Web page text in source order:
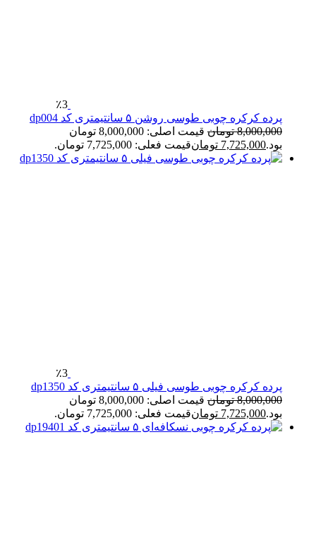
٪3
پرده کرکره چوبی طوسی روشن ۵ سانتیمتری کد dp004
8,000,000 تومان
قیمت اصلی: 8,000,000 تومان
بود.7,725,000 تومانقیمت فعلی: 7,725,000 تومان.
٪3
پرده کرکره چوبی طوسی فیلی ۵ سانتیمتری کد dp1350
8,000,000 تومان
قیمت اصلی: 8,000,000 تومان
بود.7,725,000 تومانقیمت فعلی: 7,725,000 تومان.